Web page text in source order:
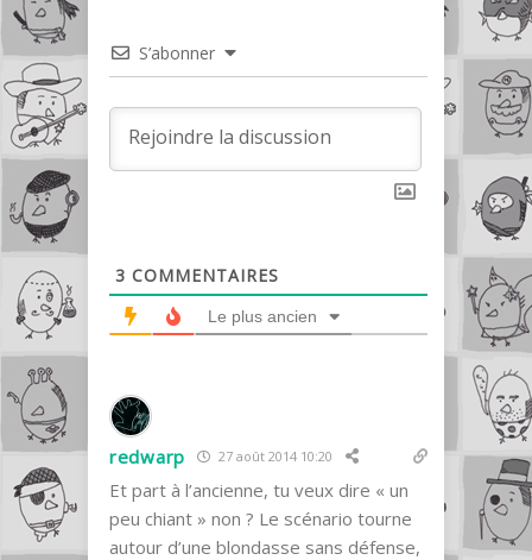
S’abonner
3 COMMENTAIRES
Le plus ancien
redwarp 27 août 2014 10:20
Et part à l’ancienne, tu veux dire « un
peu chiant » non ? Le scénario tourne
autour d’une blondasse sans défense,